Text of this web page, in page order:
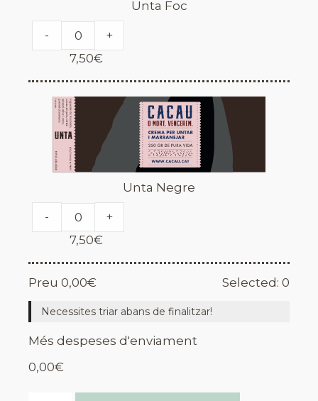
Unta Foc
-
+
7,50€
Unta Negre
-
+
7,50€
Preu 0,00€ Selected: 0
Necessites triar abans de finalitzar!
Més despeses d'enviament
0,00€